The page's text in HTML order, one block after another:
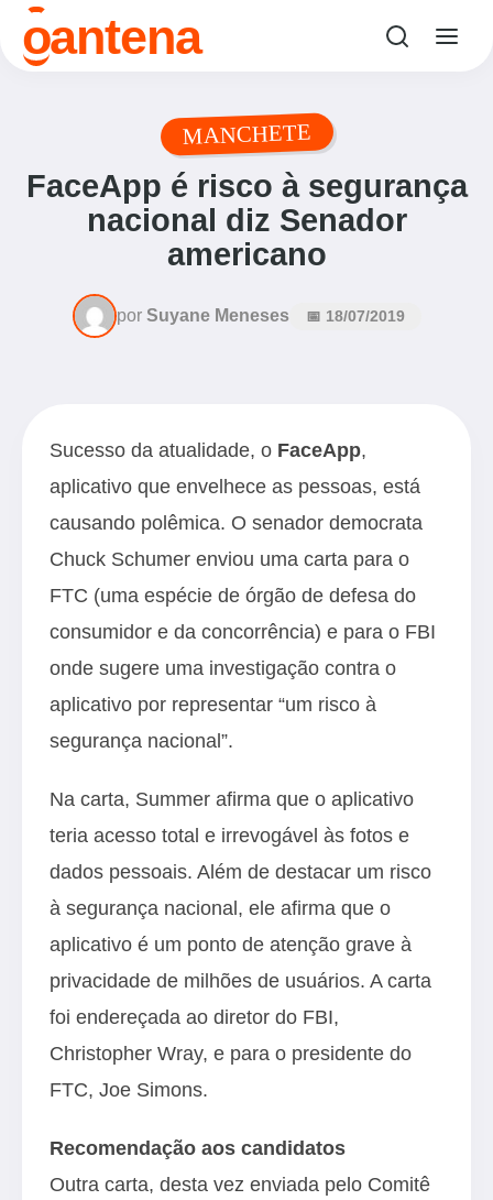
oantena
MANCHETE
FaceApp é risco à segurança
nacional diz Senador
americano
por Suyane Meneses 📅 18/07/2019
Sucesso da atualidade, o FaceApp,
aplicativo que envelhece as pessoas, está
causando polêmica. O senador democrata
Chuck Schumer enviou uma carta para o
FTC (uma espécie de órgão de defesa do
consumidor e da concorrência) e para o FBI
onde sugere uma investigação contra o
aplicativo por representar “um risco à
segurança nacional”.
Na carta, Summer afirma que o aplicativo
teria acesso total e irrevogável às fotos e
dados pessoais. Além de destacar um risco
à segurança nacional, ele afirma que o
aplicativo é um ponto de atenção grave à
privacidade de milhões de usuários. A carta
foi endereçada ao diretor do FBI,
Christopher Wray, e para o presidente do
FTC, Joe Simons.
Recomendação aos candidatos
Outra carta, desta vez enviada pelo Comitê